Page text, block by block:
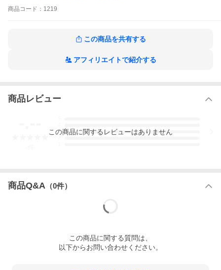
商品 コード： 1219
この商品を共有する
アフィリエイトで紹介する
商品レビュー
3
この商品に関するレビューはありません
商品Q&A （0件）
この商品に関する質問は、
以下からお問い合わせください。